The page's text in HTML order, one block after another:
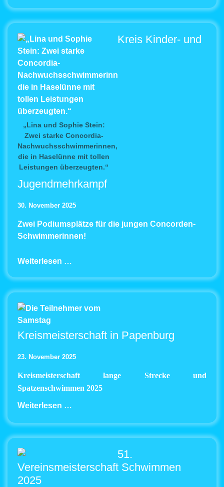
„Lina und Sophie Stein:
Zwei starke Concordia-
Nachwuchsschwimmerinnen,
die in Haselünne mit tollen
Leistungen überzeugten.“
Kreis Kinder- und
Jugendmehrkampf
30. November 2025
Zwei Podiumsplätze für die jungen Concorden-
Schwimmerinnen!
Weiterlesen …
Kreismeisterschaft in Papenburg
23. November 2025
Kreismeisterschaft lange Strecke und
Spatzenschwimmen 2025
Weiterlesen …
51.
Vereinsmeisterschaft Schwimmen
2025